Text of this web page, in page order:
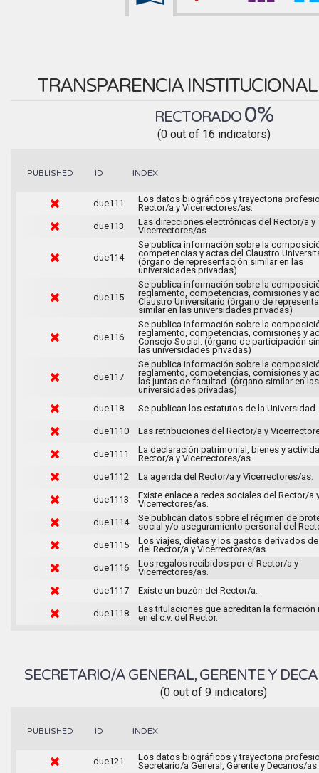
TRANSPARENCIA
RECTORADO 0%
(0 out of 16 indicators)
PUBLISHED ID INDEX
due111
Los datos biográficos y trayectoria
Rector/a y Vicerrectores/as.
due113
Las direcciones electrónicas del Rector/a y
Vicerrectores/as.
due114
Se publica información sobre la
competencias y actas del Claustro
(órgano de representación similar en las
universidades privadas)
due115
Se publica información sobre la
reglamento, competencias, comisiones y
Claustro Universitario (órgano de
similar en las universidades privadas)
due116
Se publica información sobre la
reglamento, competencias, comisiones y
Consejo Social. (órgano de participación
las universidades privadas)
due117
Se publica información sobre la
reglamento, competencias, comisiones y
las juntas de facultad. (órgano similar en las
universidades privadas)
due118
Se publican los estatutos de la Universidad.
due1110 Las retribuciones del Rector/a y
due1111
La declaración patrimonial, bienes y
Rector/a y Vicerrectores/as.
due1112
La agenda del Rector/a y Vicerrectores/as.
due1113
Existe enlace a redes sociales del Rector/a
Vicerrectores/as.
due1114
Se publican datos sobre el régimen de
social y/o aseguramiento personal del
due1115
Los viajes, dietas y los gastos derivados
del Rector/a y Vicerrectores/as.
due1116
Los regalos recibidos por el Rector/a y
Vicerrectores/as.
due1117
Existe un buzón del Rector/a.
due1118
Las titulaciones que acreditan la formación
en el c.v. del Rector.
SECRETARIO/A GENERAL, GERENTE Y
(0 out of 9 indicators)
PUBLISHED ID INDEX
due121
Los datos biográficos y trayectoria
Secretario/a General, Gerente y Decanos/as.